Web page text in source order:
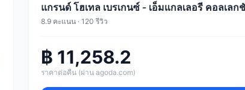
แกรนด์ โฮเทล เบรเกนซ์ - เอ็มแกลเลอรี คอลเลก
8.9 คะแนน · 120 รีวิว
฿ 11,258.2
ราคาต่อคืน (ผ่าน agoda.com)